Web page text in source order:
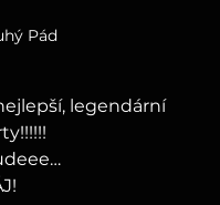
Pád
legendární